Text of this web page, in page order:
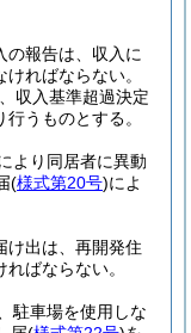
の報告は、収入に
ればならない。
収入基準超過決定
行うものとする。
より同居者に異動
(様式第20号)によ
け出は、再開発住
ばならない。
駐車場を使用しな